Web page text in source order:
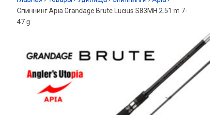
Спиннинг Apia Grandage Brute Lucius S83MH 2.51 m 7-
47 g